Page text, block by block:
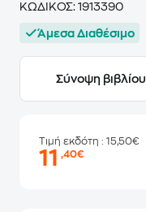
ΚΩΔΙΚΟΣ: 1913390
Άμεσα Διαθέσιμο
Σύνοψη βιβλίου
Τιμή εκδότη : 15,50€
11,40€